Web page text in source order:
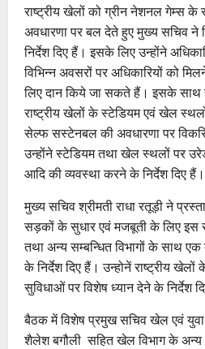
राष्ट्रीय खेलों को ग्रीन नेशनल गेम्स
अवधारणा पर बल देते हुए मुख्य सचिव
निर्देश दिए हैं। इसके लिए उन्होंने
विभिन्न अवसरों पर अधिकारियों को
लिए दान किये जा सकते हैं। इसके साथ
राष्ट्रीय खेलों के स्टेडियम एवं खेल
सेल्फ सस्टेनबल की अवधारणा पर
उन्होंने स्टेडियम तथा खेल स्थलों पर
आदि की व्यवस्था करने के निर्देश दिए हैं।
मुख्य सचिव श्रीमती राधा रतूड़ी ने
सड़कों के सुधार एवं मजबूती के लिए इस
तथा अन्य सम्बन्धित विभागों के साथ
के निर्देश दिए हैं। उन्होनें राष्ट्रीय
सुविधाओं पर विशेष ध्यान देने के निर्देश
बैठक में विशेष प्रमुख सचिव खेल एवं युवा
शैलेश बगौली सहित खेल विभाग के अन्य